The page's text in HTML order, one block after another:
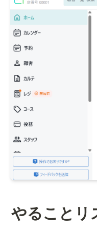
やることリ